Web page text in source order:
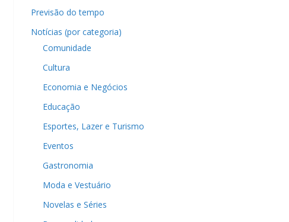
Previsão do tempo
Notícias (por categoria)
Comunidade
Cultura
Economia e Negócios
Educação
Esportes, Lazer e Turismo
Eventos
Gastronomia
Moda e Vestuário
Novelas e Séries